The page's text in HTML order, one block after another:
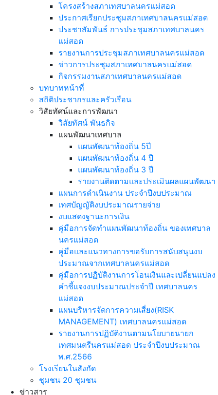
โครงสร้างสภาเทศบาลนครแม่สอด
ประกาศเรียกประชุมสภาเทศบาลนครแม่สอด
ประชาสัมพันธ์ การประชุมสภาเทศบาลนคร
แม่สอด
รายงานการประชุมสภาเทศบาลนครแม่สอด
ข่าวการประชุมสภาเทศบาลนครแม่สอด
กิจกรรมงานสภาเทศบาลนครแม่สอด
บทบาทหน้าที่
สถิติประชากรและครัวเรือน
วิสัยทัศน์และการพัฒนา
วิสัยทัศน์ พันธกิจ
แผนพัฒนาเทศบาล
แผนพัฒนาท้องถิ่น 5ปี
แผนพัฒนาท้องถิ่น 4 ปี
แผนพัฒนาท้องถิ่น 3 ปี
รายงานติดตามและประเมินผลแผนพัฒนา
แผนการดำเนินงาน ประจำปีงบประมาณ
เทศบัญญัติงบประมาณรายจ่าย
งบแสดงฐานะการเงิน
คู่มือการจัดทำแผนพัฒนาท้องถิ่น ของเทศบาล
นครแม่สอด
คู่มือและแนวทางการขอรับการสนับสนุนงบ
ประมาณจากเทศบาลนครแม่สอด
คู่มือการปฏิบัติงานการโอนเงินและเปลี่ยนแปลง
คำชี้แจงงบประมาณประจำปี เทศบาลนคร
แม่สอด
แผนบริหารจัดการความเสี่ยง(RISK
MANAGEMENT) เทศบาลนครแม่สอด
รายงานการปฏิบัติงานตามนโยบายนายก
เทศมนตรีนครแม่สอด ประจำปีงบประมาณ
พ.ศ.2566
โรงเรียนในสังกัด
ชุมชน 20 ชุมชน
ข่าวสาร